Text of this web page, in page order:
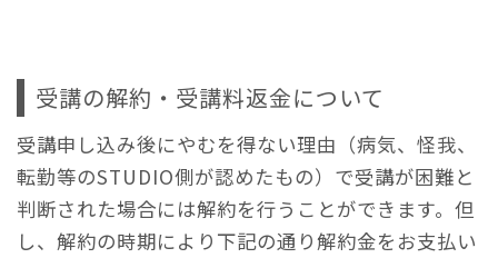
受講の解約・受講料返金について
受講申し込み後にやむを得ない理由（病気、怪我、
転勤等のSTUDIO側が認めたもの）で受講が困難と
判断された場合には解約を行うことができます。但
し、解約の時期により下記の通り解約金をお支払い